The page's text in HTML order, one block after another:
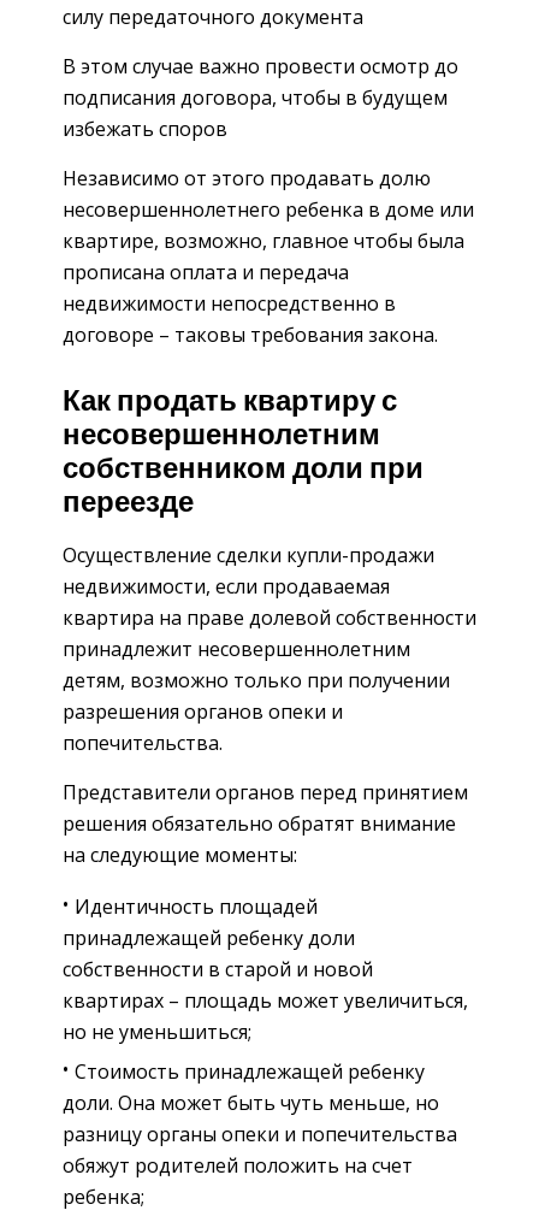
силу передаточного документа
В этом случае важно провести осмотр до
подписания договора, чтобы в будущем
избежать споров
Независимо от этого продавать долю
несовершеннолетнего ребенка в доме или
квартире, возможно, главное чтобы была
прописана оплата и передача
недвижимости непосредственно в
договоре – таковы требования закона.
Как продать квартиру с
несовершеннолетним
собственником доли при
переезде
Осуществление сделки купли-продажи
недвижимости, если продаваемая
квартира на праве долевой собственности
принадлежит несовершеннолетним
детям, возможно только при получении
разрешения органов опеки и
попечительства.
Представители органов перед принятием
решения обязательно обратят внимание
на следующие моменты:
Идентичность площадей
принадлежащей ребенку доли
собственности в старой и новой
квартирах – площадь может увеличиться,
но не уменьшиться;
Стоимость принадлежащей ребенку
доли. Она может быть чуть меньше, но
разницу органы опеки и попечительства
обяжут родителей положить на счет
ребенка;